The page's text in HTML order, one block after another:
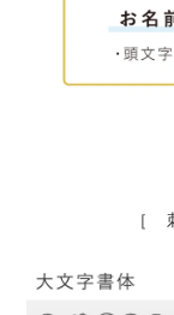
［